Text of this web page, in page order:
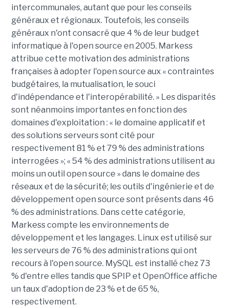
intercommunales, autant que pour les conseils
généraux et régionaux. Toutefois, les conseils
généraux n'ont consacré que 4 % de leur budget
informatique à l'open source en 2005. Markess
attribue cette motivation des administrations
françaises à adopter l'open source aux « contraintes
budgétaires, la mutualisation, le souci
d'indépendance et l'interopérabilité. » Les disparités
sont néanmoins importantes en fonction des
domaines d'exploitation : « le domaine applicatif et
des solutions serveurs sont cité pour
respectivement 81 % et 79 % des administrations
interrogées »; « 54 % des administrations utilisent au
moins un outil open source » dans le domaine des
réseaux et de la sécurité; les outils d'ingénierie et de
développement open source sont présents dans 46
% des administrations. Dans cette catégorie,
Markess compte les environnements de
développement et les langages. Linux est utilisé sur
les serveurs de 76 % des administrations qui ont
recours à l'open source. MySQL est installé chez 73
% d'entre elles tandis que SPIP et OpenOffice affiche
un taux d'adoption de 23 % et de 65 %,
respectivement.